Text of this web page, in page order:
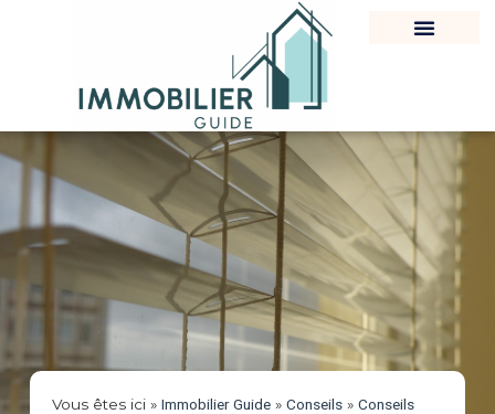
Vous êtes ici » Immobilier Guide» Conseils» Conseils